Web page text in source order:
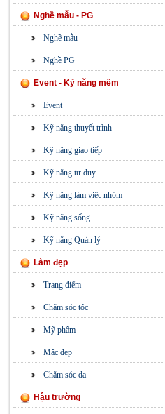
Nghề mẫu - PG
Nghề mẫu
Nghề PG
Event - Kỹ năng mềm
Event
Kỹ năng thuyết trình
Kỹ năng giao tiếp
Kỹ năng tư duy
Kỹ năng làm việc nhóm
Kỹ năng sống
Kỹ năng Quản lý
Làm đẹp
Trang điểm
Chăm sóc tóc
Mỹ phẩm
Mặc đẹp
Chăm sóc da
Hậu trường